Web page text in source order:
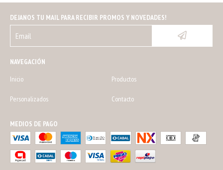
DEJANOS TU MAIL PARA RECIBIR PROMOS Y NOVEDADES!
NAVEGACIÓN
Inicio
Productos
Personalizados Contacto
MEDIOS DE PAGO